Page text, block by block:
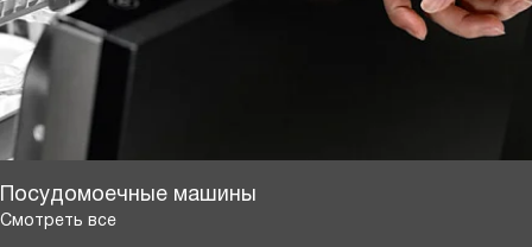
Посудомоечные машины
Смотреть все